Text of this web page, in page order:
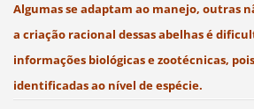
Algumas se adaptam ao manejo, outras
a criação racional dessas abelhas é
informações biológicas e zootécnicas,
identificadas ao nível de espécie.